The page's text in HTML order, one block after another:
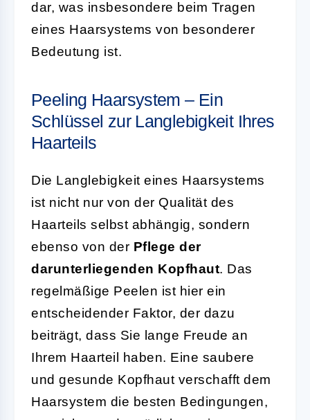
dar, was insbesondere beim Tragen
eines Haarsystems von besonderer
Bedeutung ist.
Peeling Haarsystem – Ein
Schlüssel zur Langlebigkeit Ihres
Haarteils
Die Langlebigkeit eines Haarsystems
ist nicht nur von der Qualität des
Haarteils selbst abhängig, sondern
ebenso von der Pflege der
darunterliegenden Kopfhaut. Das
regelmäßige Peelen ist hier ein
entscheidender Faktor, der dazu
beiträgt, dass Sie lange Freude an
Ihrem Haarteil haben. Eine saubere
und gesunde Kopfhaut verschafft dem
Haarsystem die besten Bedingungen,